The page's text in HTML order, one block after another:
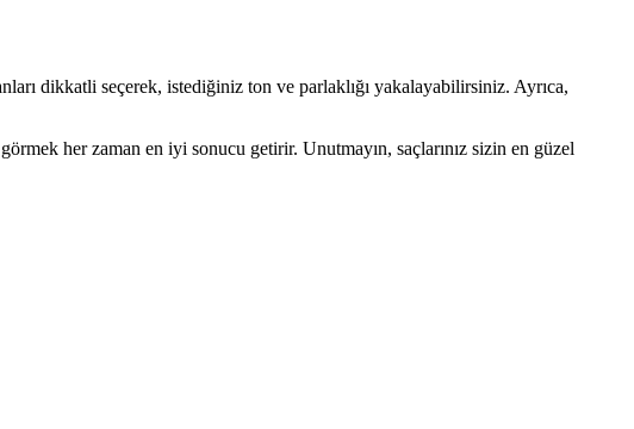
dikkatli seçerek, istediğiniz ton ve parlaklığı yakalayabilirsiniz. Ayrıca,
her zaman en iyi sonucu getirir. Unutmayın, saçlarınız sizin en güzel